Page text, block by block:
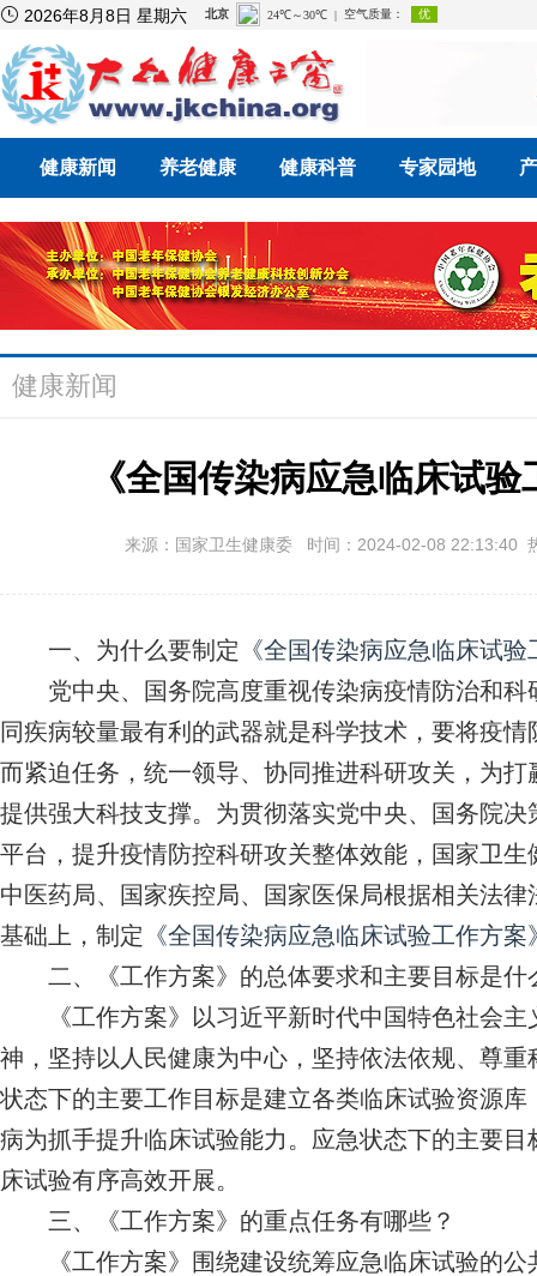
 2026年8月8日 星期六
健康新闻 养老健康 健康科普 专家园地
健康新闻
《全国传染病应急临床试
来源：国家卫生健康委 时间：2024-02-08 22:13:40
一、为什么要制定 《全国传染病应急临床试
党中央、国务院高度重视传染病疫情防治和科
同疾病较量最有利的武器就是科学技术，要将疫
而紧迫任务，统一领导、协同推进科研攻关，为
提供强大科技支撑。为贯彻落实党中央、国务院
平台，提升疫情防控科研攻关整体效能，国家卫
中医药局、国家疾控局、国家医保局根据相关法
基础上，制定 《全国传染病应急临床试验工作方案
二、《工作方案》的总体要求和主要目标是什
《工作方案》以习近平新时代中国特色社会主
神，坚持以人民健康为中心，坚持依法依规、尊
状态下的主要工作目标是建立各类临床试验资源
病为抓手提升临床试验能力。应急状态下的主要
床试验有序高效开展。
三、《工作方案》的重点任务有哪些？
《工作方案》围绕建设统筹应急临床试验的公